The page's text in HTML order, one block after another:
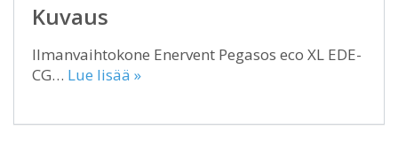
Kuvaus
Ilmanvaihtokone Enervent Pegasos eco XL EDE-
CG… Lue lisää »